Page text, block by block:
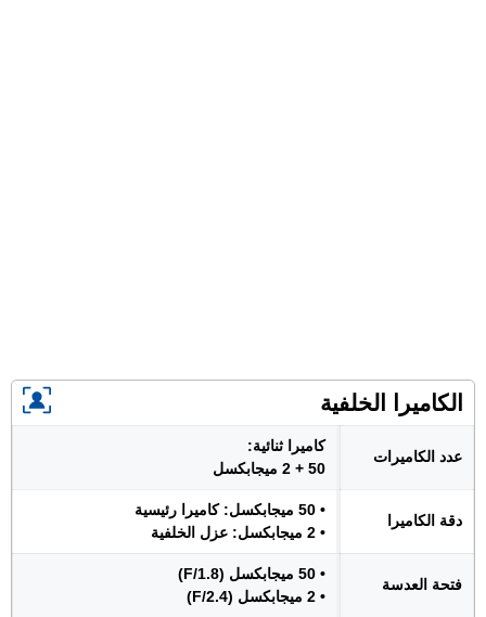
الكاميرا الخلفية
عدد الكاميرات
كاميرا ثنائية:
50 + 2 ميجابكسل
دقة الكاميرا
• 50 ميجابكسل: كاميرا رئيسية
• 2 ميجابكسل: عزل الخلفية
فتحة العدسة
• 50 ميجابكسل (F/1.8)
• 2 ميجابكسل (F/2.4)